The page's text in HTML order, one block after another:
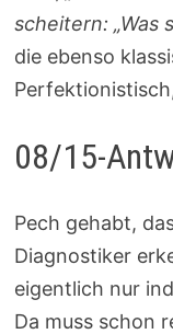
scheitern: „Was
die ebenso
08/15-
Pech gehabt,
Diagnostiker
eigentlich nur
Da muss schon